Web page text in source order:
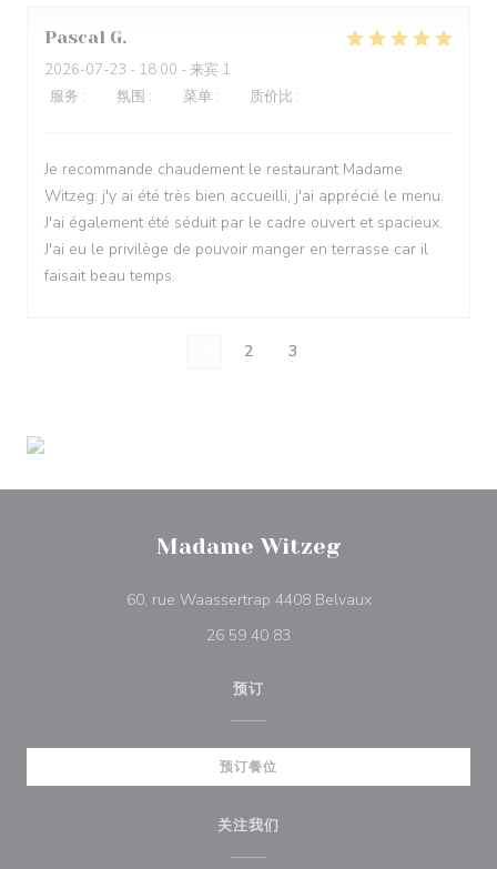
Pascal G
2026-07-23 - 18:00 - 来宾 1
服务 : 氛围 : 菜单 : 质价比 :
Je recommande chaudement le restaurant Madame
Witzeg: j'y ai été très bien accueilli, j'ai apprécié le menu.
J'ai également été séduit par le cadre ouvert et spacieux.
J'ai eu le privilège de pouvoir manger en terrasse car il
faisait beau temps.
2 3
Madame Witzeg
60, rue Waassertrap 4408 Belvaux((在新窗口中打开))
26 59 40 83
预订
预订餐位
关注我们